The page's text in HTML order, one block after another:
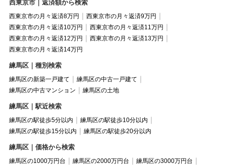
西東京市｜返済額から検索
西東京市の月々返済8万円
西東京市の月々返済9万円
西東京市の月々返済10万円
西東京市の月々返済11万円
西東京市の月々返済12万円
西東京市の月々返済13万円
西東京市の月々返済14万円
練馬区｜種別検索
練馬区の新築一戸建て
練馬区の中古一戸建て
練馬区の中古マンション
練馬区の土地
練馬区｜駅近検索
練馬区の駅徒歩5分以内
練馬区の駅徒歩10分以内
練馬区の駅徒歩15分以内
練馬区の駅徒歩20分以内
練馬区｜価格から検索
練馬区の1000万円台 練馬区の2000万円台
練馬区の3000万円台